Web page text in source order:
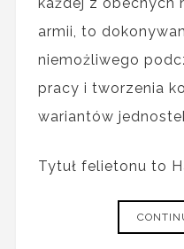
armii, to
niemożliwego
pracy i tworzenia
wariantów
Tytuł felietonu to